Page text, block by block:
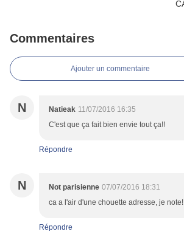
Commentaires
Ajouter un commentaire
N Natieak 11/07/2016 16:35
C'est que ça fait bien envie tout ça!!
Répondre
N Not parisienne 07/07/2016 18:31
ca a l'air d'une chouette adresse, je note!
Répondre